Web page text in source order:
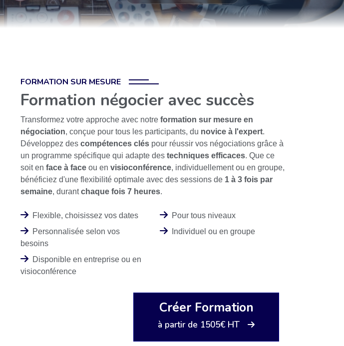
FORMATION SUR MESURE
Formation négocier avec succès
Transformez votre approche avec notre formation sur mesure en
négociation, conçue pour tous les participants, du novice à l'expert.
Développez des compétences clés pour réussir vos négociations grâce à
un programme spécifique qui adapte des techniques efficaces. Que ce
soit en face à face ou en visioconférence, individuellement ou en groupe,
bénéficiez d'une flexibilité optimale avec des sessions de 1 à 3 fois par
semaine, durantchaque fois 7 heures.
Flexible, choisissez vos dates
Pour tous niveaux
Personnalisée selon vos
besoins
Individuel ou en groupe
Disponible en entreprise ou en
visioconférence
Créer Formation
à partir de 1505€ HT